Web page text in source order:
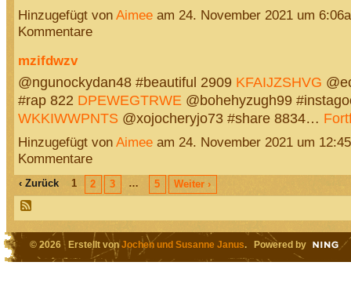
Hinzugefügt von Aimeeam 24. November 2021 um
Kommentare
mzifdwzv
@ngunockydan48 #beautiful 2909 KFAIJZSHVG
#rap 822 DPEWEGTRWE @bohehyzugh99
WKKIWWPNTS @xojocheryjo73 #share 8834…
Hinzugefügt von Aimeeam 24. November 2021 um
Kommentare
‹ Zurück 1 2 3 … 5 Weiter ›
© 2026 Erstellt vonJochen und Susanne Janus. Powered by